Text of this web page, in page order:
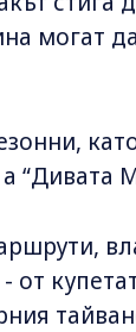
могат
“Дивата